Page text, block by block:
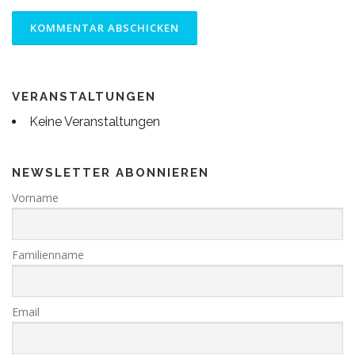
VERANSTALTUNGEN
Keine Veranstaltungen
NEWSLETTER ABONNIEREN
Vorname
Familienname
Email